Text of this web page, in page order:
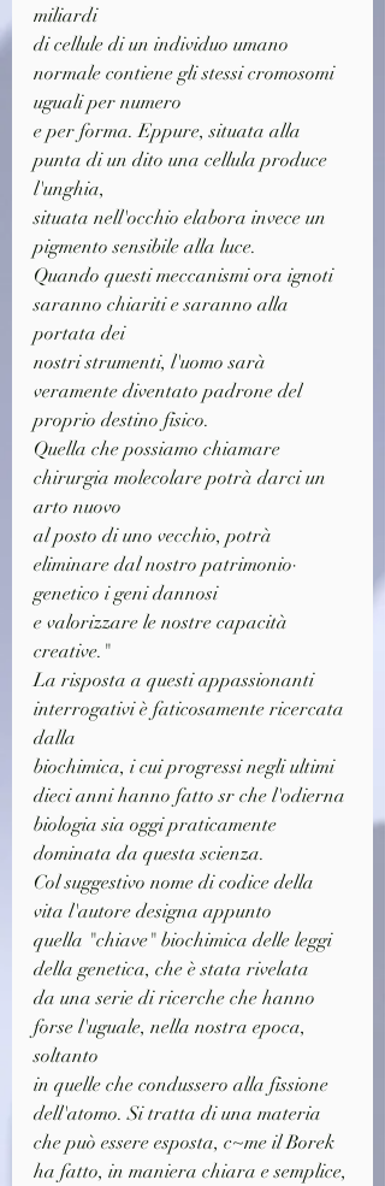
miliardi
di cellule di un individuo umano
normale contiene gli stessi cromosomi
uguali per numero
e per forma. Eppure, situata alla
punta di un dito una cellula produce
l'unghia,
situata nell'occhio elabora invece un
pigmento sensibile alla luce.
Quando questi meccanismi ora ignoti
saranno chiariti e saranno alla
portata dei
nostri strumenti, l'uomo sarà
veramente diventato padrone del
proprio destino fisico.
Quella che possiamo chiamare
chirurgia molecolare potrà darci un
arto nuovo
al posto di uno vecchio, potrà
eliminare dal nostro patrimonio·
genetico i geni dannosi
e valorizzare le nostre capacità
creative."
La risposta a questi appassionanti
interrogativi è faticosamente ricercata
dalla
biochimica, i cui progressi negli ultimi
dieci anni hanno fatto sr che l'odierna
biologia sia oggi praticamente
dominata da questa scienza.
Col suggestivo nome di codice della
vita l'autore designa appunto
quella "chiave" biochimica delle leggi
della genetica, che è stata rivelata
da una serie di ricerche che hanno
forse l'uguale, nella nostra epoca,
soltanto
in quelle che condussero alla fissione
dell'atomo. Si tratta di una materia
che può essere esposta, c~me il Borek
ha fatto, in maniera chiara e semplice,